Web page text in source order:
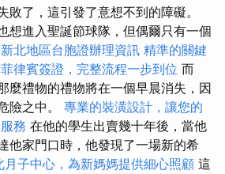
敗了，這引發了意想不到的障礙。
想進入聖誕節球隊，但偶爾只有一個
新北地區台胞證辦理資訊 精準的關鍵
律賓簽證，完整流程一步到位 而
麼禮物的禮物將在一個早晨消失，因
險之中。 專業的裝潢設計，讓您的
務 在他的學生出賣幾十年後，當他
他家門口時，他發現了一場新的希
月子中心，為新媽媽提供細心照顧 這